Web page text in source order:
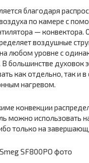
благодаря
по камере с
— конвектора.
воздушные
любом уровне с
большинстве духовок
как отдельно, так и в
нагревом.
конвекции
можно использовать
только на